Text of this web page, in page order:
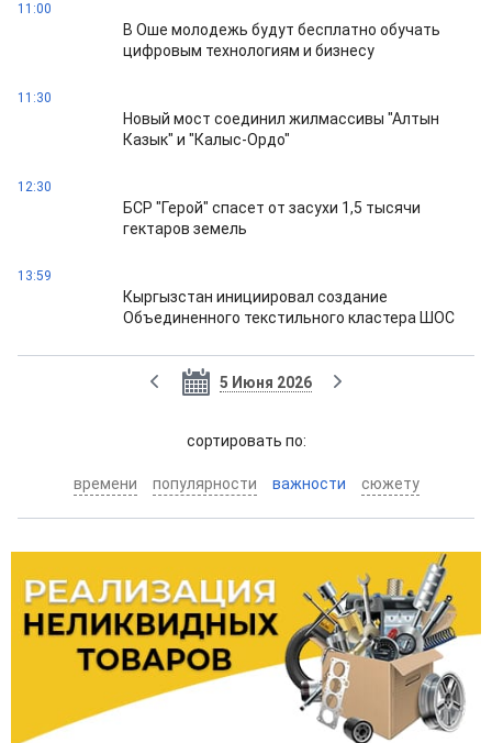
11:00
В Оше молодежь будут бесплатно обучать
цифровым технологиям и бизнесу
11:30
Новый мост соединил жилмассивы "Алтын
Казык" и "Калыс-Ордо"
12:30
БСР "Герой" спасет от засухи 1,5 тысячи
гектаров земель
13:59
Кыргызстан инициировал создание
Объединенного текстильного кластера ШОС
5 Июня 2026
cортировать по:
времени популярности важности сюжету